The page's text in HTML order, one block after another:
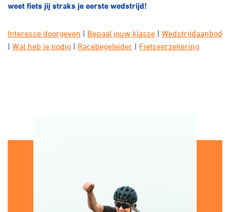
weet fiets jij straks je eerste wedstrijd!
Interesse doorgeven | Bepaal jouw klasse | Wedstrijdaanbod
| Wat heb je nodig | Racebegeleider | Fietsverzekering